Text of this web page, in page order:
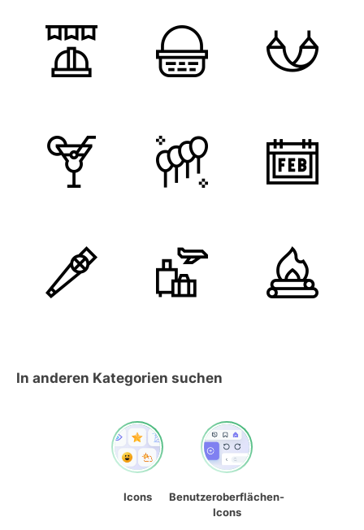
In anderen Kategorien suchen
Icons
Benutzeroberflächen-
Icons